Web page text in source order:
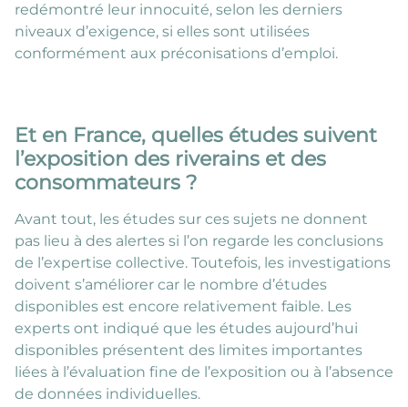
redémontré leur innocuité, selon les derniers
niveaux d’exigence, si elles sont utilisées
conformément aux préconisations d’emploi.
Et en France, quelles études suivent
l’exposition des riverains et des
consommateurs ?
Avant tout, les études sur ces sujets ne donnent
pas lieu à des alertes si l’on regarde les conclusions
de l’expertise collective. Toutefois, les investigations
doivent s’améliorer car le nombre d’études
disponibles est encore relativement faible. Les
experts ont indiqué que les études aujourd’hui
disponibles présentent des limites importantes
liées à l’évaluation fine de l’exposition ou à l’absence
de données individuelles.